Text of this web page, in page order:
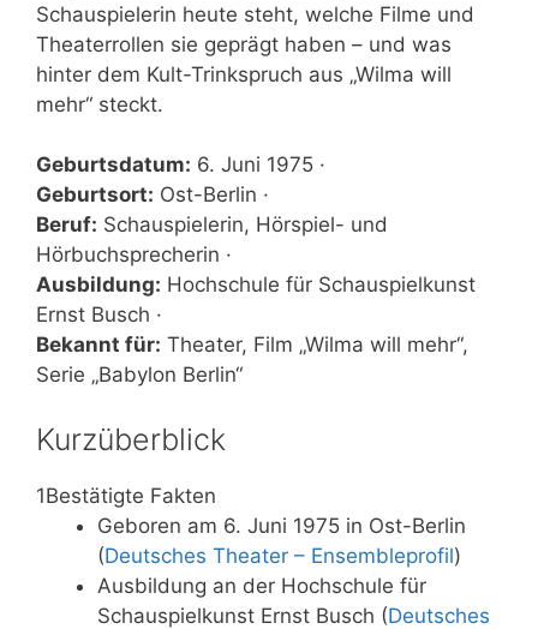
Schauspielerin heute steht, welche Filme und
Theaterrollen sie geprägt haben – und was
hinter dem Kult-Trinkspruch aus „Wilma will
mehr“ steckt.
Geburtsdatum: 6. Juni 1975 ·
Geburtsort: Ost-Berlin ·
Beruf: Schauspielerin, Hörspiel- und
Hörbuchsprecherin ·
Ausbildung: Hochschule für Schauspielkunst
Ernst Busch ·
Bekannt für: Theater, Film „Wilma will mehr“,
Serie „Babylon Berlin“
Kurzüberblick
1Bestätigte Fakten
Geboren am 6. Juni 1975 in Ost-Berlin
(Deutsches Theater – Ensembleprofil)
Ausbildung an der Hochschule für
Schauspielkunst Ernst Busch (Deutsches